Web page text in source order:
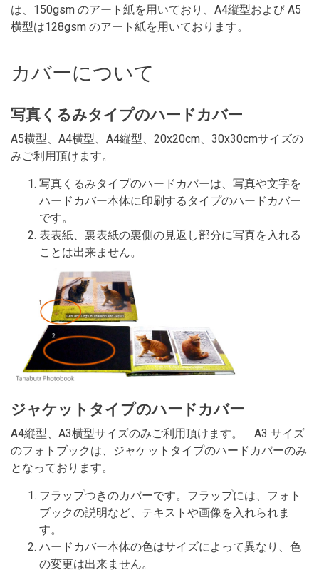
は、150gsm のアート紙を用いており、A4縦型および A5
横型は128gsm のアート紙を用いております。
カバーについて
写真くるみタイプのハードカバー
A5横型、A4横型、A4縦型、20x20cm、30x30cmサイズの
みご利用頂けます。
写真くるみタイプのハードカバーは、写真や文字を
ハードカバー本体に印刷するタイプのハードカバー
です。
表表紙、裏表紙の裏側の見返し部分に写真を入れる
ことは出来ません。
ジャケットタイプのハードカバー
A4縦型、A3横型サイズのみご利用頂けます。 A3 サイズ
のフォトブックは、ジャケットタイプのハードカバーのみ
となっております。
フラップつきのカバーです。フラップには、フォト
ブックの説明など、テキストや画像を入れられま
す。
ハードカバー本体の色はサイズによって異なり、色
の変更は出来ません。